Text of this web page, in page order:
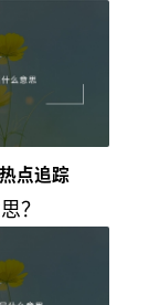
热点追踪
？